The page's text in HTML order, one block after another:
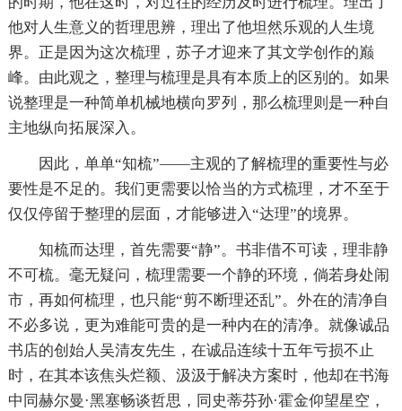
他对人生意义的哲理思辨，理出了他坦然乐观的人生境
界。正是因为这次梳理，苏子才迎来了其文学创作的巅
峰。由此观之，整理与梳理是具有本质上的区别的。如果
说整理是一种简单机械地横向罗列，那么梳理则是一种自
主地纵向拓展深入。
因此，单单“知梳”——主观的了解梳理的重要性与必
要性是不足的。我们更需要以恰当的方式梳理，才不至于
仅仅停留于整理的层面，才能够进入“达理”的境界。
知梳而达理，首先需要“静”。书非借不可读，理非静
不可梳。毫无疑问，梳理需要一个静的环境，倘若身处闹
市，再如何梳理，也只能“剪不断理还乱”。外在的清净自
不必多说，更为难能可贵的是一种内在的清净。就像诚品
书店的创始人吴清友先生，在诚品连续十五年亏损不止
时，在其本该焦头烂额、汲汲于解决方案时，他却在书海
中同赫尔曼·黑塞畅谈哲思，同史蒂芬孙·霍金仰望星空，